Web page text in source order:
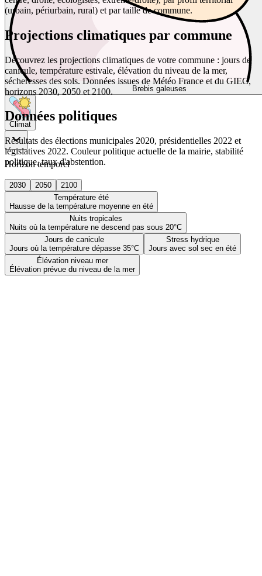
Brebis galeuses
Climat
Horizon temporel
2030 2050
2100
Température été
Hausse de la température moyenne en été
Nuits tropicales
Nuits où la température ne descend pas sous 20°C
Jours de canicule
Jours où la température dépasse 35°C
Stress hydrique
Jours avec sol sec en été
Élévation niveau mer
Élévation prévue du niveau de la mer
(urbain, périurbain, rural) et par taille de commune.
Projections climatiques par commune
Découvrez les projections climatiques de votre commune : jours de
canicule, température estivale, élévation du niveau de la mer,
sécheresses des sols. Données issues de Météo France et du GIEC,
horizons 2030, 2050 et 2100.
Données politiques
Résultats des élections municipales 2020, présidentielles 2022 et
législatives 2022. Couleur politique actuelle de la mairie, stabilité
politique, taux d'abstention.